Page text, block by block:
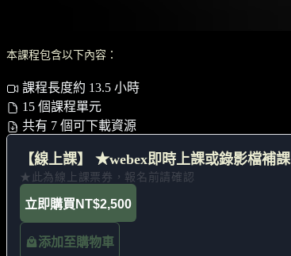
本課程包含以下內容：
課程長度約 13.5 小時
15 個課程單元
共有 7 個可下載資源
【線上課】 ★webex即時上課或錄影檔補課
★此為線上課票券，報名前請確認
立即購買 NT$2,500
添加至購物車